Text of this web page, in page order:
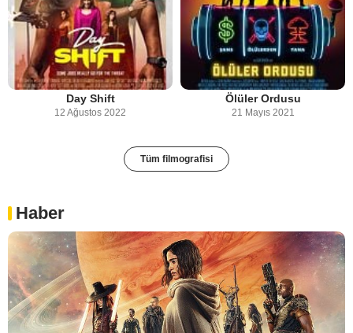
Day Shift
12 Ağustos 2022
Ölüler Ordusu
21 Mayıs 2021
Tüm filmografisi
Haber